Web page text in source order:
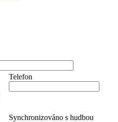
Telefon
Synchronizováno s hudbou